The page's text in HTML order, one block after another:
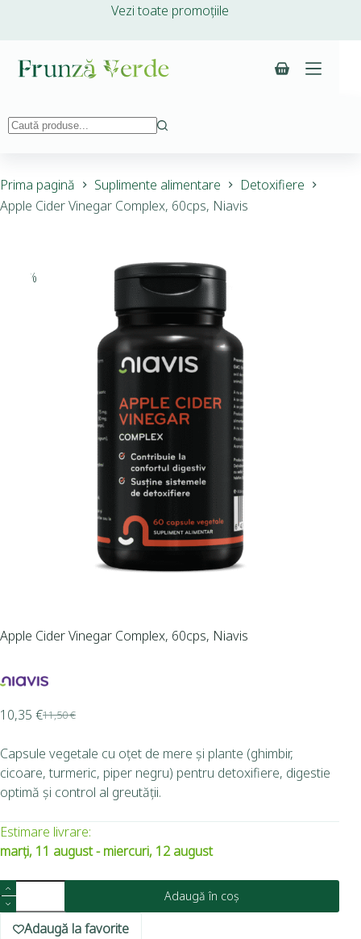
Vezi toate promoțiile
Prima pagină Suplimente alimentare
Detoxifiere
Apple Cider Vinegar Complex, 60cps, Niavis
-10%
Apple Cider Vinegar Complex, 60cps, Niavis
11,50€
10,35 €
Capsule vegetale cu oțet de mere și plante (ghimbir,
cicoare, turmeric, piper negru) pentru detoxifiere, digestie
optimă și control al greutății.
Estimare livrare:
marți, 11 august - miercuri, 12 august
Adaugă în coș
Adaugă la favorite